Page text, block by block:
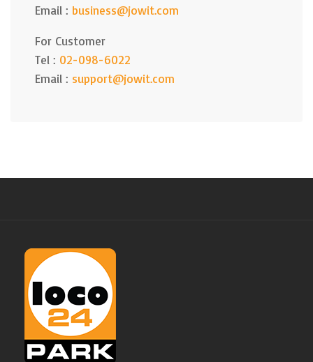
Email : business@jowit.com
For Customer
Tel : 02-098-6022
Email : support@jowit.com